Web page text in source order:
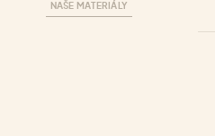
NAŠE MATERIÁLY